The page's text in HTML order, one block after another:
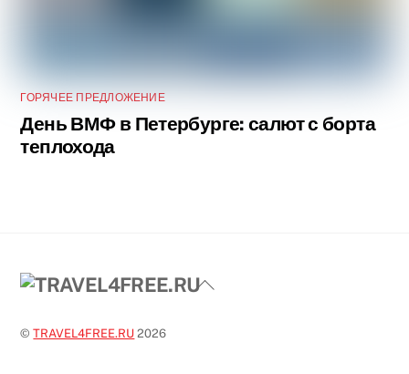
ГОРЯЧЕЕ ПРЕДЛОЖЕНИЕ
День ВМФ в Петербурге: салют с борта
теплохода
Back
©TRAVEL4FREE.RU 2026